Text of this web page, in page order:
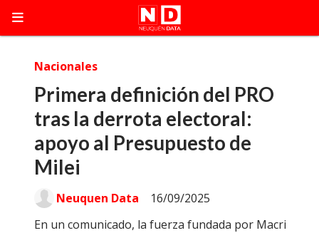
Primera definición del PRO
tras la derrota electoral:
apoyo al Presupuesto de
Milei
En un comunicado, la fuerza fundada por Macri
Nacionales
16/09/2025
Neuquen Data